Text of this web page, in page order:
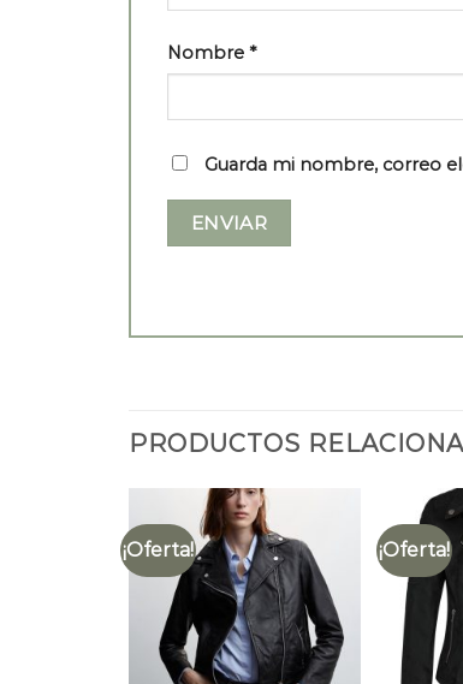
Nombre *
Guarda mi nombre, correo
PRODUCTOS
¡Oferta! ¡Oferta!